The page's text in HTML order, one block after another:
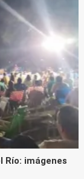
Río: imágenes